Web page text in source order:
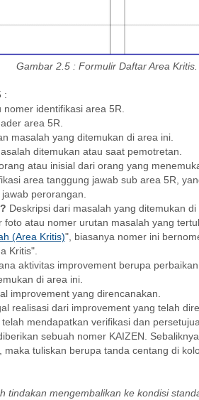
Gambar 2.5 : Formulir Daftar Area Kritis.
:
nomer identifikasi area 5R.
area 5R.
masalah yang ditemukan di area ini.
ditemukan atau saat pemotretan.
atau inisial dari orang yang
area tanggung jawab sub area 5R,
perorangan.
Deskripsi dari masalah yang ditemukan di
foto atau nomer urutan masalah yang
(Area Kritis)", biasanya nomer ini
Kritis".
aktivitas improvement berupa
di area ini.
improvement yang direncanakan.
realisasi dari improvement yang telah
telah mendapatkan verifikasi dan
sebuah nomer KAIZEN.
maka tuliskan berupa tanda centang di
tindakan mengembalikan ke kondisi